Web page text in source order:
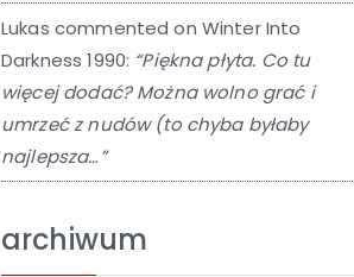
Lukas commented on Winter Into
Darkness 1990: “Piękna płyta. Co tu
więcej dodać? Można wolno grać i
umrzeć z nudów (to chyba byłaby
najlepsza…”
archiwum